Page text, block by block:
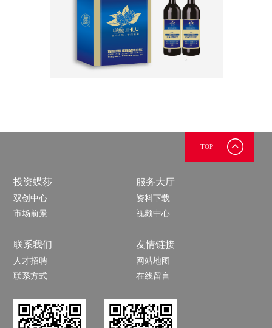
TOP
投资蝶莎
双创中心
市场前景
服务大厅
资料下载
视频中心
联系我们
人才招聘
联系方式
友情链接
网站地图
在线留言